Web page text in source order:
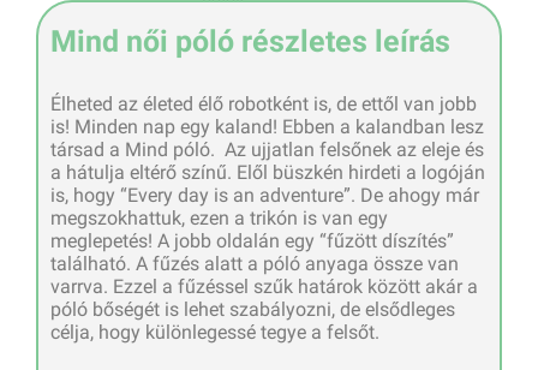
Mind női póló részletes leírás
Élheted az életed élő robotként is, de ettől van jobb
is! Minden nap egy kaland! Ebben a kalandban lesz
társad a Mind póló. Az ujjatlan felsőnek az eleje és
a hátulja eltérő színű. Elől büszkén hirdeti a logóján
is, hogy “Every day is an adventure”. De ahogy már
megszokhattuk, ezen a trikón is van egy
meglepetés! A jobb oldalán egy “fűzött díszítés”
található. A fűzés alatt a póló anyaga össze van
varrva. Ezzel a fűzéssel szűk határok között akár a
póló bőségét is lehet szabályozni, de elsődleges
célja, hogy különlegessé tegye a felsőt.